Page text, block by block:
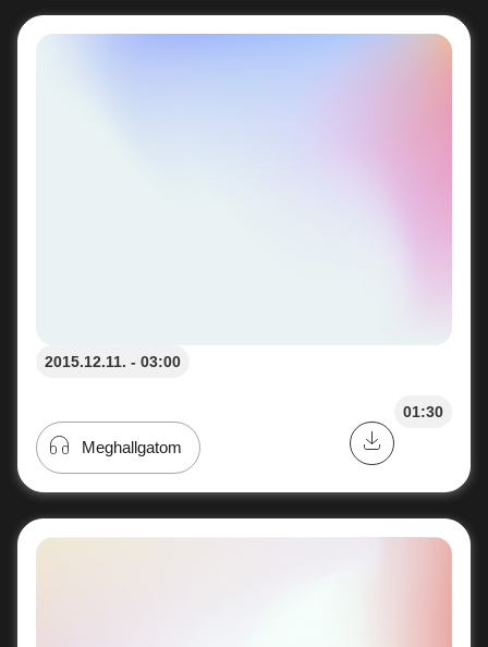
2015.12.11. - 03:00
01:30
Meghallgatom